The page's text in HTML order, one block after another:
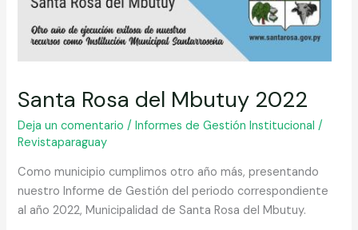
Santa Rosa del Mbutuy 2022
Deja un comentario /Informes de Gestión Institucional /
Revistaparaguay
Como municipio cumplimos otro año más, presentando
nuestro Informe de Gestión del periodo correspondiente
al año 2022, Municipalidad de Santa Rosa del Mbutuy.